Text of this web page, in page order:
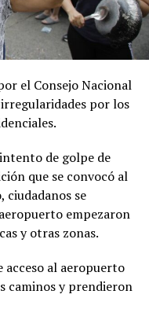
el Consejo Nacional
por los
de golpe de
que se convocó al
ciudadanos se
empezaron
y otras zonas.
acceso al aeropuerto
caminos y prendieron